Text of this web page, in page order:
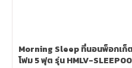
Morning Sleep ที่นอนพ็อกเก็
โฟม 5 ฟุต รุ่น HMLV-